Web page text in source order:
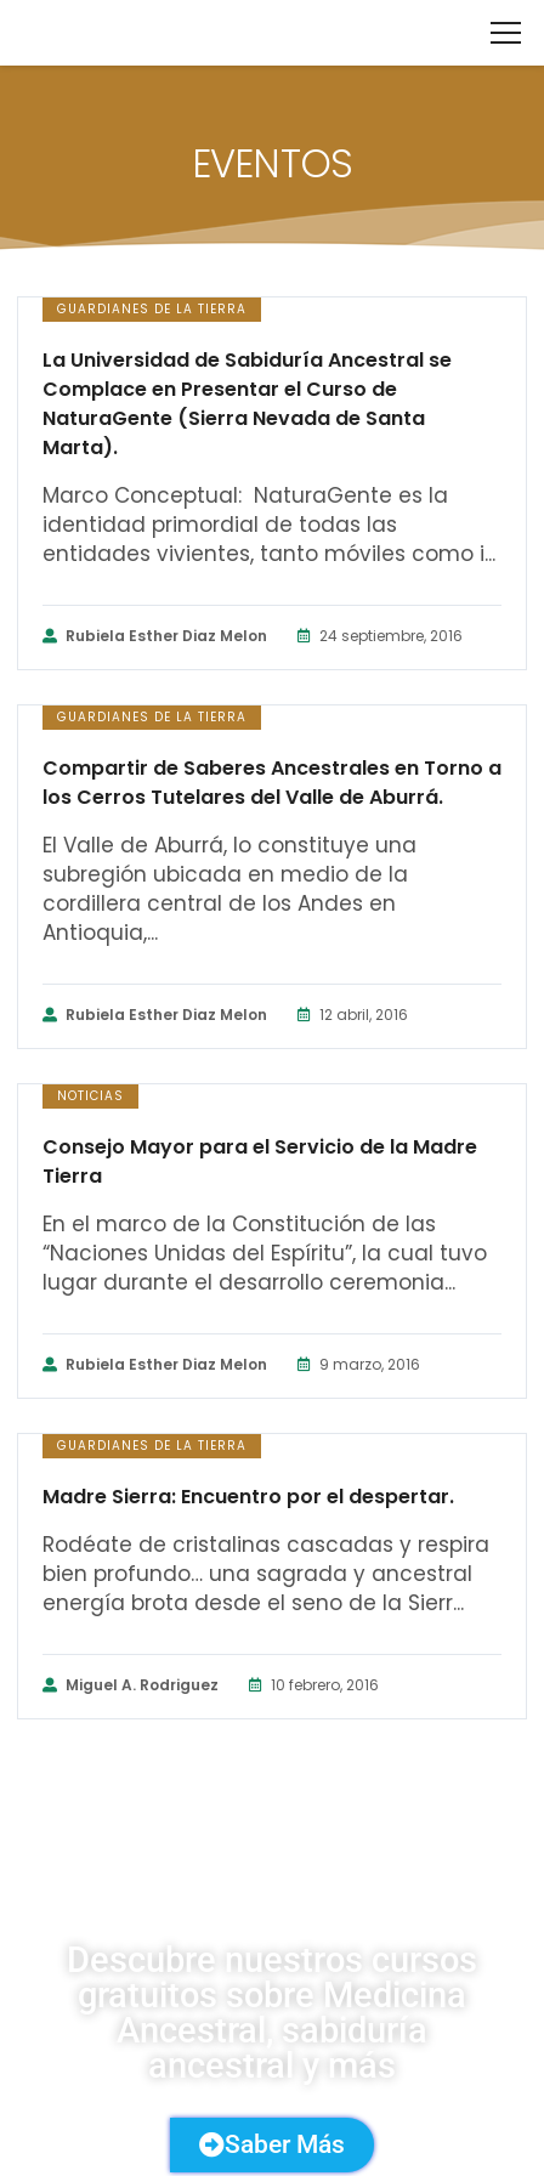
EVENTOS
GUARDIANES DE LA TIERRA
La Universidad de Sabiduría Ancestral se
Complace en Presentar el Curso de
NaturaGente (Sierra Nevada de Santa
Marta).
Marco Conceptual: NaturaGente es la
identidad primordial de todas las
entidades vivientes, tanto móviles como i...
Rubiela Esther Diaz Melon 24 septiembre, 2016
GUARDIANES DE LA TIERRA
Compartir de Saberes Ancestrales en Torno a
los Cerros Tutelares del Valle de Aburrá.
El Valle de Aburrá, lo constituye una
subregión ubicada en medio de la
cordillera central de los Andes en
Antioquia,...
Rubiela Esther Diaz Melon 12 abril, 2016
NOTICIAS
Consejo Mayor para el Servicio de la Madre
Tierra
En el marco de la Constitución de las
“Naciones Unidas del Espíritu”, la cual tuvo
lugar durante el desarrollo ceremonia...
Rubiela Esther Diaz Melon 9 marzo, 2016
GUARDIANES DE LA TIERRA
Madre Sierra: Encuentro por el despertar.
Rodéate de cristalinas cascadas y respira
bien profundo… una sagrada y ancestral
energía brota desde el seno de la Sierr...
Miguel A. Rodriguez 10 febrero, 2016
Descubre nuestros cursos
gratuitos sobre Medicina
Ancestral, sabiduría
ancestral y más
Saber Más